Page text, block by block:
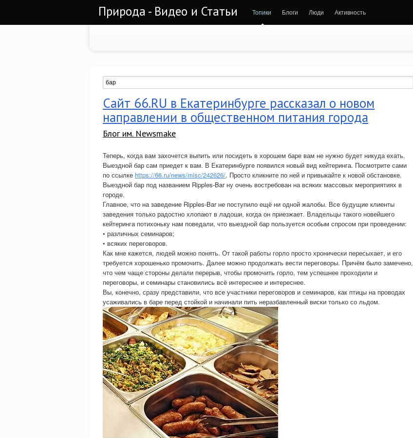
Природа - Видео и Статьи Топики Блоги Люди Активность
Сайт 66.RU в Екатеринбурге рассказал о новом
направлении в общественном питания города
Блог им. Newsmake
Теперь, когда вам захочется выпить или посидеть в хорошем баре вам не нужно будет никуда ехать.
Выездной бар сам приедет к вам. В Екатеринбурге появился новый вид кейтеринга. Посмотрите сами
по ссылке https://66.ru/news/misc/242626/. Просто кликните по ней и привыкайте к новой обстановке.
Выездной бар под названием Ripples-Bar ну очень востребован на всяких массовых мероприятиях в
городе.
Главное, что на заведение Ripples-Bar не поступило ещё ни одной жалобы. Все будущие клиенты
заведения только радостно хлопают в ладоши, когда он приезжает. Владельцы такого новейшего
кейтеринга потихоньку нам поведали, что выездной бар пользуется особым спросом при проведении:
• различных семинаров;
• всяких переговоров.
Как мне кажется, людей можно понять. От такой работы горло просто хронически пересыхает, и его
требуется хорошенько промочить. Далее можно продолжать вести переговоры. Причём было замечено,
что чем чаще стороны делали перерыв, чтобы промочить горло, тем успешнее проходили и
переговоры, и семинары становились всё интереснее и интереснее.
Вы, конечно, сразу представили, что все участники переговоров и семинаров, как птицы на проводах
усаживались в баре перед стойкой и начинали пить неразбавленный виски только со льдом.